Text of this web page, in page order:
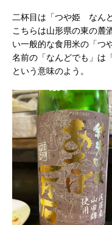
二杯目は「つや姫 なんど
こちらは山形県の東の麓
い一般的な食用米の「つ
名前の「なんどでも」は
という意味のよう。